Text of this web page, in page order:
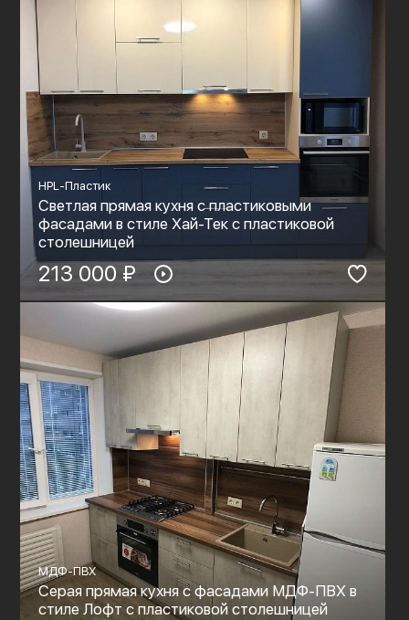
HPL-Пластик
Светлая прямая кухня с пластиковыми
фасадами в стиле Хай-Тек с пластиковой
столешницей
213 000 ₽
МДФ-ПВХ
Серая прямая кухня с фасадами МДФ-ПВХ в
стиле Лофт с пластиковой столешницей